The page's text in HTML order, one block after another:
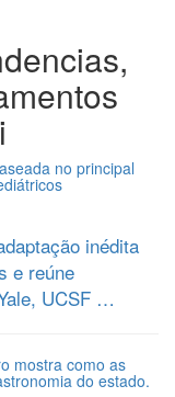
no principal
inédita
e reúne
UCSF …
mostra como as
do estado.